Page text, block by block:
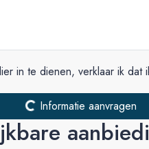
in te dienen, verklaar ik dat
Informatie aanvragen